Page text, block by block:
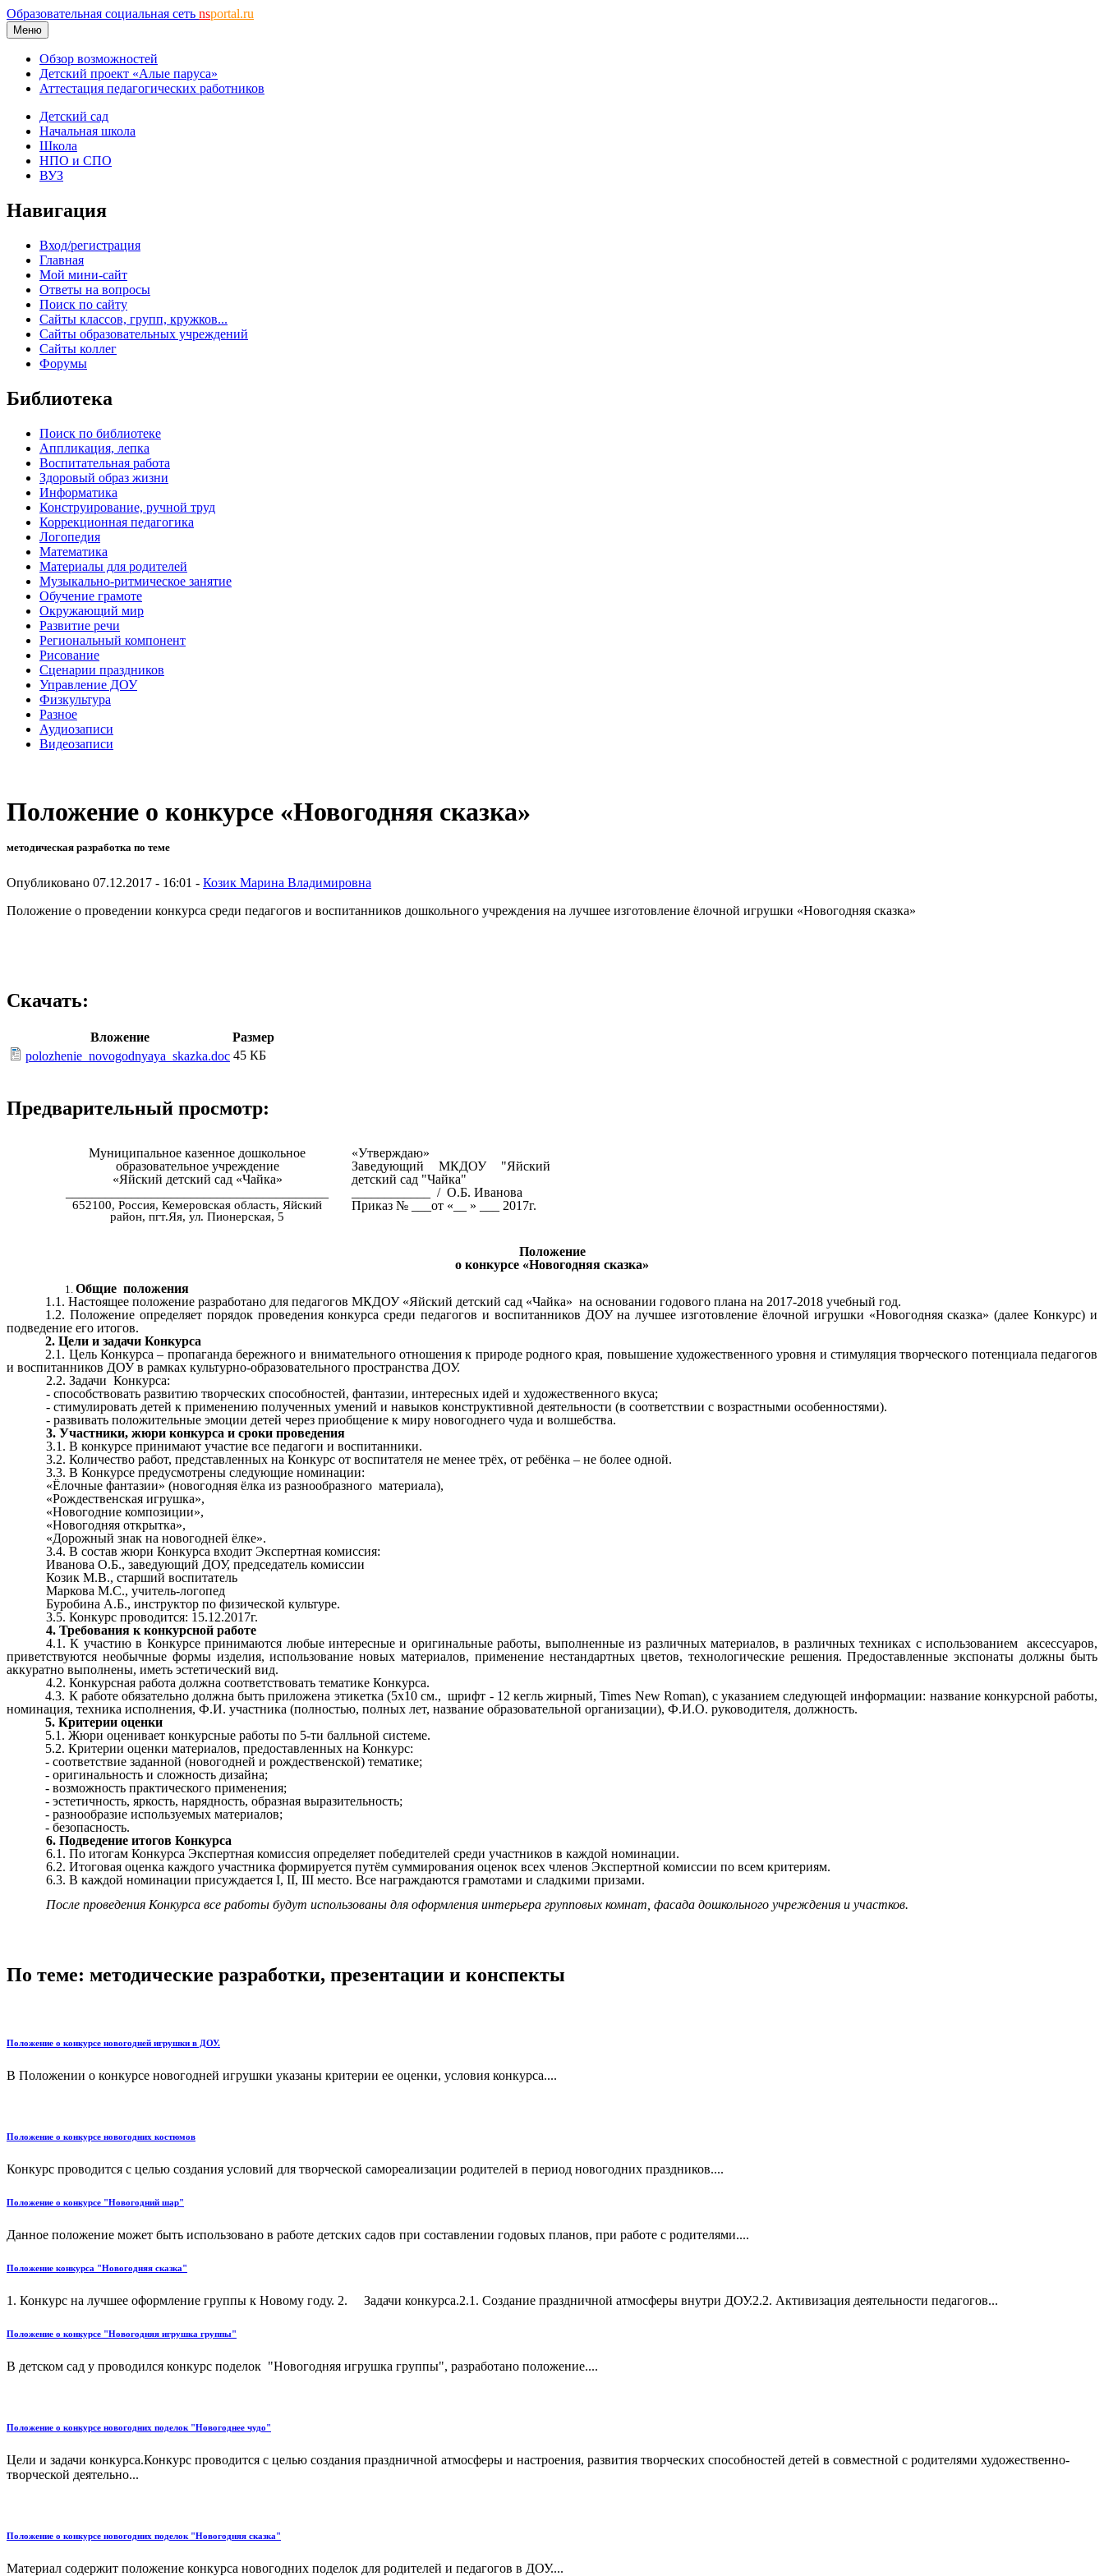
Образовательная социальная сеть nsportal.ru
Меню
Обзор возможностей
Детский проект «Алые паруса»
Аттестация педагогических работников
Детский сад
Начальная школа
Школа
НПО и СПО
ВУЗ
Навигация
Вход/регистрация
Главная
Мой мини-сайт
Ответы на вопросы
Поиск по сайту
Сайты классов, групп, кружков...
Сайты образовательных учреждений
Сайты коллег
Форумы
Библиотека
Поиск по библиотеке
Аппликация, лепка
Воспитательная работа
Здоровый образ жизни
Информатика
Конструирование, ручной труд
Коррекционная педагогика
Логопедия
Математика
Материалы для родителей
Музыкально-ритмическое занятие
Обучение грамоте
Окружающий мир
Развитие речи
Региональный компонент
Рисование
Сценарии праздников
Управление ДОУ
Физкультура
Разное
Аудиозаписи
Видеозаписи
Положение о конкурсе «Новогодняя сказка»
методическая разработка по теме
Опубликовано 07.12.2017 - 16:01 - Козик Марина Владимировна
Положение о проведении конкурса среди педагогов и воспитанников дошкольного учреждения на лучшее изготовление ёлочной игрушки «Новогодняя сказка»
Скачать:
Вложение
Размер
polozhenie_novogodnyaya_skazka.doc 45 КБ
Предварительный просмотр:
Муниципальное казенное дошкольное
образовательное учреждение
«Яйский детский сад «Чайка»
652100, Россия, Кемеровская область, Яйский
район, пгт.Яя, ул. Пионерская, 5
«Утверждаю»
Заведующий МКДОУ "Яйский
детский сад "Чайка"
____________ / О.Б. Иванова
Приказ № ___от «__ » ___ 2017г.
Положение
о конкурсе «Новогодняя сказка»
Общие положения
1.1. Настоящее положение разработано для педагогов МКДОУ «Яйский детский сад «Чайка» на основании годового плана на 2017-2018 учебный год.
1.2. Положение определяет порядок проведения конкурса среди педагогов и воспитанников ДОУ на лучшее изготовление ёлочной игрушки «Новогодняя сказка» (далее Конкурс) и
подведение его итогов.
2. Цели и задачи Конкурса
2.1. Цель Конкурса – пропаганда бережного и внимательного отношения к природе родного края, повышение художественного уровня и стимуляция творческого потенциала педагогов
и воспитанников ДОУ в рамках культурно-образовательного пространства ДОУ.
2.2. Задачи Конкурса:
- способствовать развитию творческих способностей, фантазии, интересных идей и художественного вкуса;
- стимулировать детей к применению полученных умений и навыков конструктивной деятельности (в соответствии с возрастными особенностями).
- развивать положительные эмоции детей через приобщение к миру новогоднего чуда и волшебства.
3. Участники, жюри конкурса и сроки проведения
3.1. В конкурсе принимают участие все педагоги и воспитанники.
3.2. Количество работ, представленных на Конкурс от воспитателя не менее трёх, от ребёнка – не более одной.
3.3. В Конкурсе предусмотрены следующие номинации:
«Ёлочные фантазии» (новогодняя ёлка из разнообразного материала),
«Рождественская игрушка»,
«Новогодние композиции»,
«Новогодняя открытка»,
«Дорожный знак на новогодней ёлке».
3.4. В состав жюри Конкурса входит Экспертная комиссия:
Иванова О.Б., заведующий ДОУ, председатель комиссии
Козик М.В., старший воспитатель
Маркова М.С., учитель-логопед
Буробина А.Б., инструктор по физической культуре.
3.5. Конкурс проводится: 15.12.2017г.
4. Требования к конкурсной работе
4.1. К участию в Конкурсе принимаются любые интересные и оригинальные работы, выполненные из различных материалов, в различных техниках с использованием аксессуаров,
приветствуются необычные формы изделия, использование новых материалов, применение нестандартных цветов, технологические решения. Предоставленные экспонаты должны быть
аккуратно выполнены, иметь эстетический вид.
4.2. Конкурсная работа должна соответствовать тематике Конкурса.
4.3. К работе обязательно должна быть приложена этикетка (5х10 см., шрифт - 12 кегль жирный, Times New Roman), с указанием следующей информации: название конкурсной работы,
номинация, техника исполнения, Ф.И. участника (полностью, полных лет, название образовательной организации), Ф.И.О. руководителя, должность.
5. Критерии оценки
5.1. Жюри оценивает конкурсные работы по 5-ти балльной системе.
5.2. Критерии оценки материалов, предоставленных на Конкурс:
- соответствие заданной (новогодней и рождественской) тематике;
- оригинальность и сложность дизайна;
- возможность практического применения;
- эстетичность, яркость, нарядность, образная выразительность;
- разнообразие используемых материалов;
- безопасность.
6. Подведение итогов Конкурса
6.1. По итогам Конкурса Экспертная комиссия определяет победителей среди участников в каждой номинации.
6.2. Итоговая оценка каждого участника формируется путём суммирования оценок всех членов Экспертной комиссии по всем критериям.
6.3. В каждой номинации присуждается I, II, III место. Все награждаются грамотами и сладкими призами.
После проведения Конкурса все работы будут использованы для оформления интерьера групповых комнат, фасада дошкольного учреждения и участков.
По теме: методические разработки, презентации и конспекты
Положение о конкурсе новогодней игрушки в ДОУ.
В Положении о конкурсе новогодней игрушки указаны критерии ее оценки, условия конкурса....
Положение о конкурсе новогодних костюмов
Конкурс проводится с целью создания условий для творческой самореализации родителей в период новогодних праздников....
Положение о конкурсе "Новогодний шар"
Данное положение может быть использовано в работе детских садов при составлении годовых планов, при работе с родителями....
Положение конкурса "Новогодняя сказка"
1. Конкурс на лучшее оформление группы к Новому году. 2. Задачи конкурса.2.1. Создание праздничной атмосферы внутри ДОУ.2.2. Активизация деятельности педагогов...
Положение о конкурсе "Новогодняя игрушка группы"
В детском сад у проводился конкурс поделок "Новогодняя игрушка группы", разработано положение....
Положение о конкурсе новогодних поделок "Новогоднее чудо"
Цели и задачи конкурса.Конкурс проводится с целью создания праздничной атмосферы и настроения, развития творческих способностей детей в совместной с родителями художественно-
творческой деятельно...
Положение о конкурсе новогодних поделок "Новогодняя сказка"
Материал содержит положение конкурса новогодних поделок для родителей и педагогов в ДОУ....